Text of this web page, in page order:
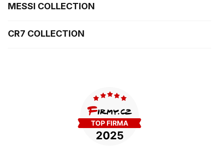
MESSI COLLECTION
CR7 COLLECTION